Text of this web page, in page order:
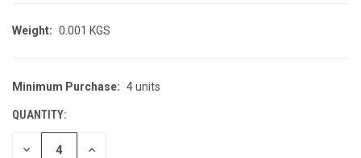
Weight: 0.001 KGS
CURRENT
Minimum Purchase: 4 units
QUANTITY:
DECREASE INCREASE